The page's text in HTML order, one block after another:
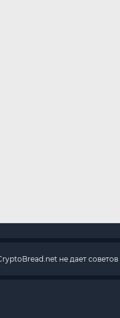
не дает